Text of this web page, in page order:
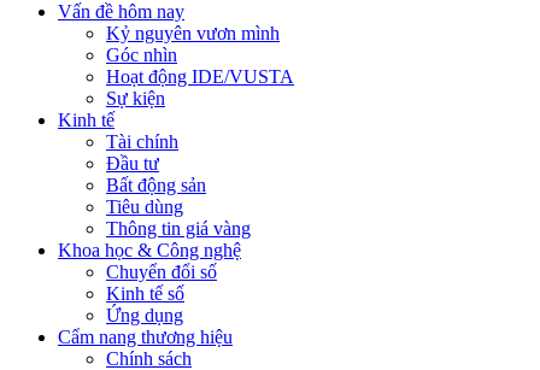
Vấn đề hôm nay
Kỷ nguyên vươn mình
Góc nhìn
Hoạt động IDE/VUSTA
Sự kiện
Kinh tế
Tài chính
Đầu tư
Bất động sản
Tiêu dùng
Thông tin giá vàng
Khoa học & Công nghệ
Chuyển đổi số
Kinh tế số
Ứng dụng
Cẩm nang thương hiệu
Chính sách